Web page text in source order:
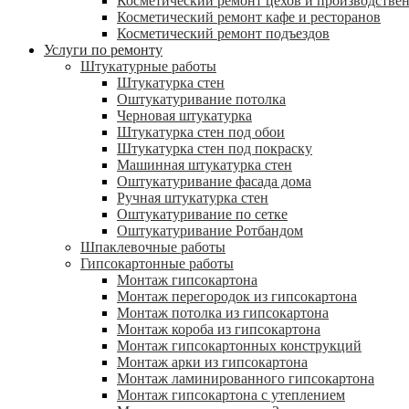
Косметический ремонт кафе и ресторанов
Косметический ремонт подъездов
Услуги по ремонту
Штукатурные работы
Штукатурка стен
Оштукатуривание потолка
Черновая штукатурка
Штукатурка стен под обои
Штукатурка стен под покраску
Машинная штукатурка стен
Оштукатуривание фасада дома
Ручная штукатурка стен
Оштукатуривание по сетке
Оштукатуривание Ротбандом
Шпаклевочные работы
Гипсокартонные работы
Монтаж гипсокартона
Монтаж перегородок из гипсокартона
Монтаж потолка из гипсокартона
Монтаж короба из гипсокартона
Монтаж гипсокартонных конструкций
Монтаж арки из гипсокартона
Монтаж ламинированного гипсокартона
Монтаж гипсокартона с утеплением